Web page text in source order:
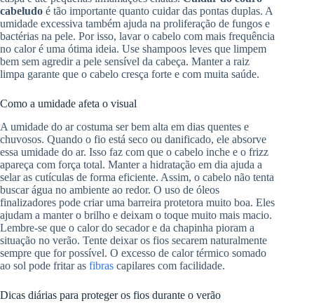
cabeludo é tão importante quanto cuidar das pontas duplas. A
umidade excessiva também ajuda na proliferação de fungos e
bactérias na pele. Por isso, lavar o cabelo com mais frequência
no calor é uma ótima ideia. Use shampoos leves que limpem
bem sem agredir a pele sensível da cabeça. Manter a raiz
limpa garante que o cabelo cresça forte e com muita saúde.
Como a umidade afeta o visual
A umidade do ar costuma ser bem alta em dias quentes e
chuvosos. Quando o fio está seco ou danificado, ele absorve
essa umidade do ar. Isso faz com que o cabelo inche e o frizz
apareça com força total. Manter a hidratação em dia ajuda a
selar as cutículas de forma eficiente. Assim, o cabelo não tenta
buscar água no ambiente ao redor. O uso de óleos
finalizadores pode criar uma barreira protetora muito boa. Eles
ajudam a manter o brilho e deixam o toque muito mais macio.
Lembre-se que o calor do secador e da chapinha pioram a
situação no verão. Tente deixar os fios secarem naturalmente
sempre que for possível. O excesso de calor térmico somado
ao sol pode fritar as fibras capilares com facilidade.
Dicas diárias para proteger os fios durante o verão